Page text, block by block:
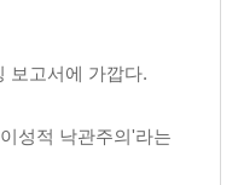
보고서에 가깝다.
성적 낙관주의'라는